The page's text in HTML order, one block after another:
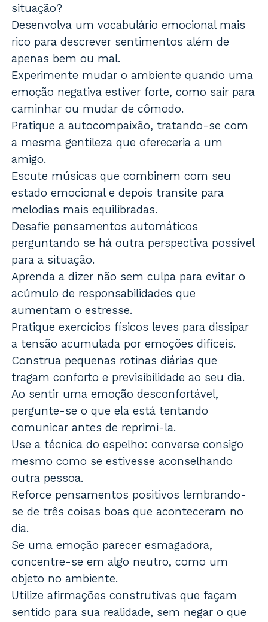
situação?
Desenvolva um vocabulário emocional mais
rico para descrever sentimentos além de
apenas bem ou mal.
Experimente mudar o ambiente quando uma
emoção negativa estiver forte, como sair para
caminhar ou mudar de cômodo.
Pratique a autocompaixão, tratando-se com
a mesma gentileza que ofereceria a um
amigo.
Escute músicas que combinem com seu
estado emocional e depois transite para
melodias mais equilibradas.
Desafie pensamentos automáticos
perguntando se há outra perspectiva possível
para a situação.
Aprenda a dizer não sem culpa para evitar o
acúmulo de responsabilidades que
aumentam o estresse.
Pratique exercícios físicos leves para dissipar
a tensão acumulada por emoções difíceis.
Construa pequenas rotinas diárias que
tragam conforto e previsibilidade ao seu dia.
Ao sentir uma emoção desconfortável,
pergunte-se o que ela está tentando
comunicar antes de reprimi-la.
Use a técnica do espelho: converse consigo
mesmo como se estivesse aconselhando
outra pessoa.
Reforce pensamentos positivos lembrando-
se de três coisas boas que aconteceram no
dia.
Se uma emoção parecer esmagadora,
concentre-se em algo neutro, como um
objeto no ambiente.
Utilize afirmações construtivas que façam
sentido para sua realidade, sem negar o que